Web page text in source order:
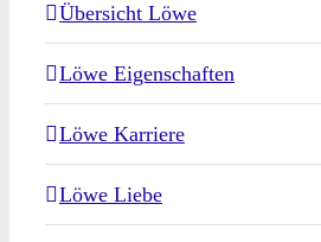
Übersicht Löwe
Löwe Eigenschaften
Löwe Karriere
Löwe Liebe